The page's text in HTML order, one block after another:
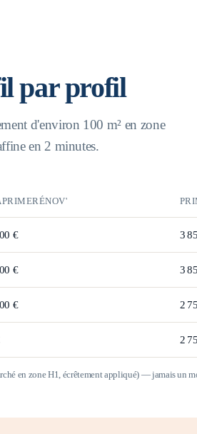
par profil
d'environ 100 m² en zone
en 2 minutes.
€ 3
€ 3
€ 2
2
en zoneH1, écrêtement appliqué) — jamais un